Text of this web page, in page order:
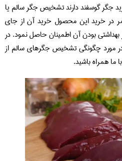
جگر گوسفند دارند تشخیص جگر سالم یا
در خرید این محصول خرید آن از جای
بودن آن اطمینان حاصل نمود. در
در مورد چگونگی تشخیص جگرهای سالم از
ما همراه باشید.